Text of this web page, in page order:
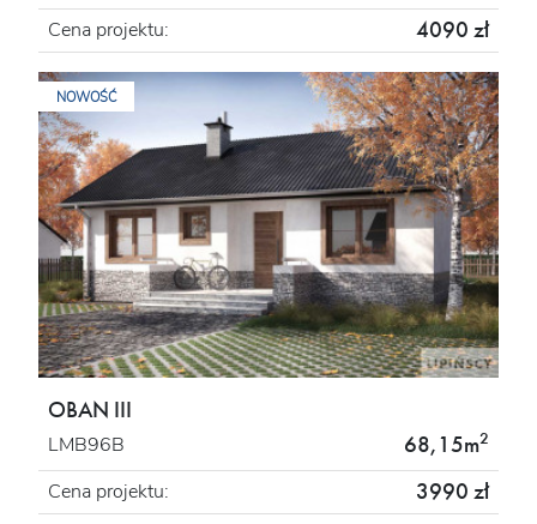
Cena projektu: 4090 zł
NOWOŚĆ
OBAN III
LMB96B 68,15m2
Cena projektu: 3990 zł